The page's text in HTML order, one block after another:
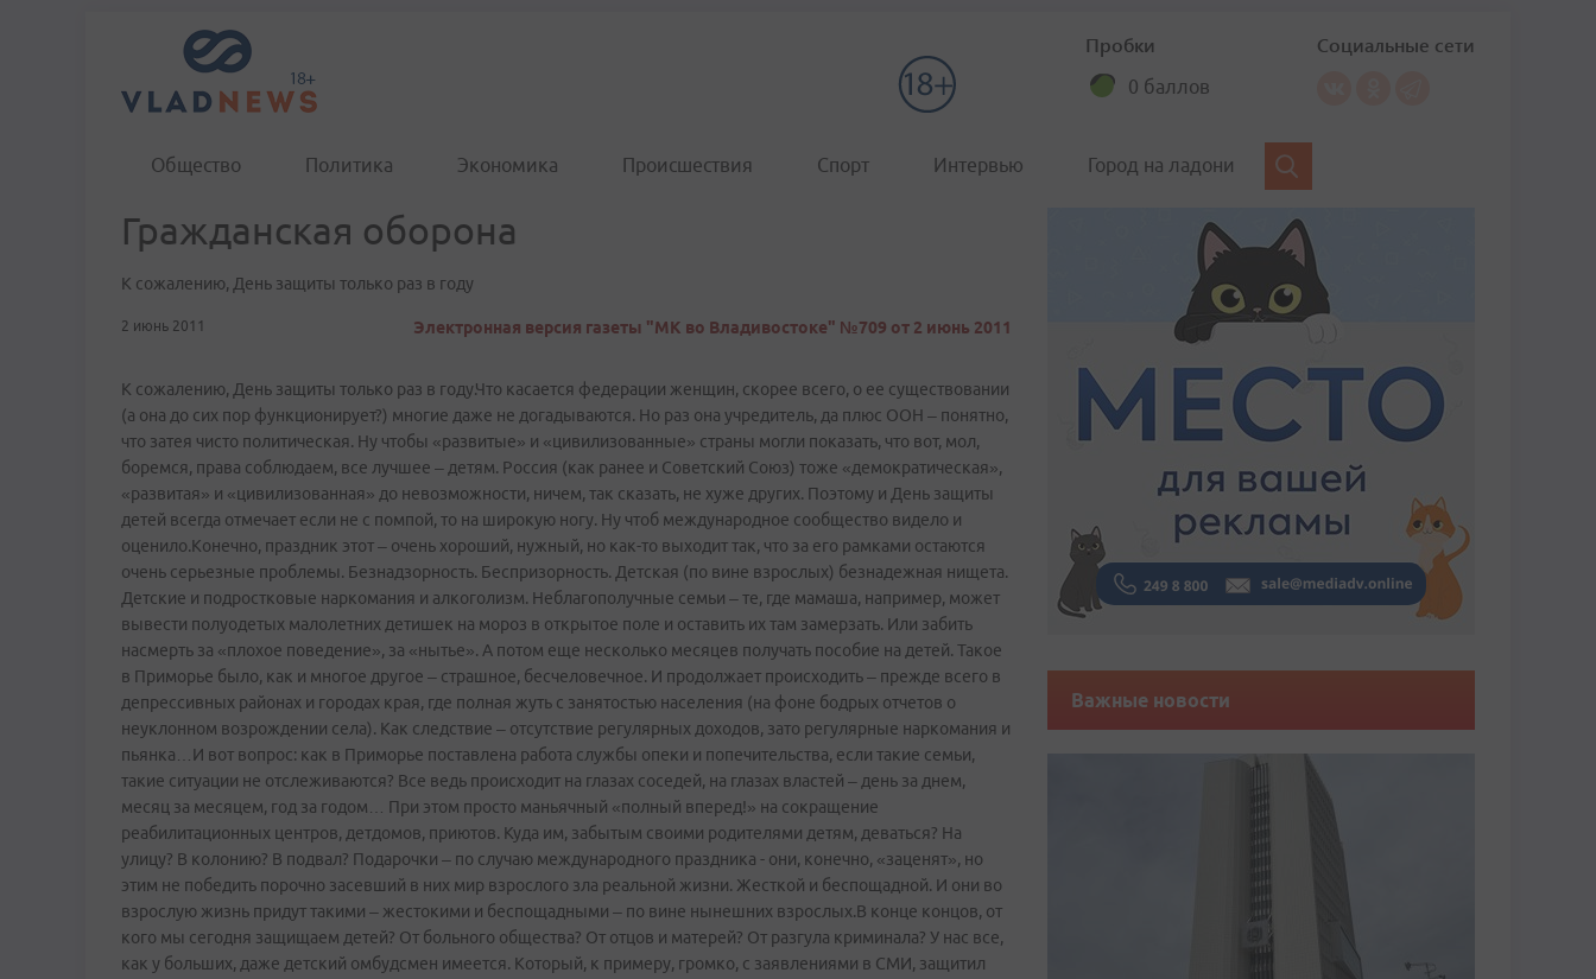
Пробки
0 баллов
Социальные сети
Общество Политика Экономика Происшествия Спорт Интервью Город на ладони
Гражданская оборона
К сожалению, День защиты только раз в году
2 июнь 2011 Электронная версия газеты "МК во Владивостоке" №709 от 2 июнь 2011
К сожалению, День защиты только раз в году.Что касается федерации женщин, скорее всего, о ее существовании
(а она до сих пор функционирует?) многие даже не догадываются. Но раз она учредитель, да плюс ООН – понятно,
что затея чисто политическая. Ну чтобы «развитые» и «цивилизованные» страны могли показать, что вот, мол,
боремся, права соблюдаем, все лучшее – детям. Россия (как ранее и Советский Союз) тоже «демократическая»,
«развитая» и «цивилизованная» до невозможности, ничем, так сказать, не хуже других. Поэтому и День защиты
детей всегда отмечает если не с помпой, то на широкую ногу. Ну чтоб международное сообщество видело и
оценило.Конечно, праздник этот – очень хороший, нужный, но как-то выходит так, что за его рамками остаются
очень серьезные проблемы. Безнадзорность. Беспризорность. Детская (по вине взрослых) безнадежная нищета.
Детские и подростковые наркомания и алкоголизм. Неблагополучные семьи – те, где мамаша, например, может
вывести полуодетых малолетних детишек на мороз в открытое поле и оставить их там замерзать. Или забить
насмерть за «плохое поведение», за «нытье». А потом еще несколько месяцев получать пособие на детей. Такое
в Приморье было, как и многое другое – страшное, бесчеловечное. И продолжает происходить – прежде всего в
депрессивных районах и городах края, где полная жуть с занятостью населения (на фоне бодрых отчетов о
неуклонном возрождении села). Как следствие – отсутствие регулярных доходов, зато регулярные наркомания и
пьянка…И вот вопрос: как в Приморье поставлена работа службы опеки и попечительства, если такие семьи,
такие ситуации не отслеживаются? Все ведь происходит на глазах соседей, на глазах властей – день за днем,
месяц за месяцем, год за годом… При этом просто маньячный «полный вперед!» на сокращение
реабилитационных центров, детдомов, приютов. Куда им, забытым своими родителями детям, деваться? На
улицу? В колонию? В подвал? Подарочки – по случаю международного праздника - они, конечно, «заценят», но
этим не победить порочно засевший в них мир взрослого зла реальной жизни. Жесткой и беспощадной. И они во
взрослую жизнь придут такими – жестокими и беспощадными – по вине нынешних взрослых.В конце концов, от
кого мы сегодня защищаем детей? От больного общества? От отцов и матерей? От разгула криминала? У нас все,
как у больших, даже детский омбудсмен имеется. Который, к примеру, громко, с заявлениями в СМИ, защитил
Важные новости